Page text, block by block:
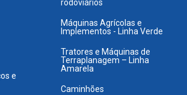
e
rodoviários
Máquinas Agrícolas e
Implementos - Linha Verde
Tratores e Máquinas de
Terraplanagem – Linha
Amarela
Caminhões